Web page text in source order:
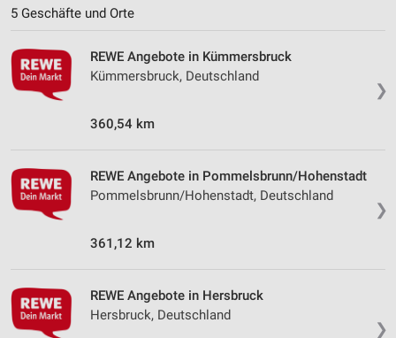
5 Geschäfte und Orte
❯
REWE Angebote in Kümmersbruck
Kümmersbruck, Deutschland
360,54 km
❯
REWE Angebote in Pommelsbrunn/Hohenstadt
Pommelsbrunn/Hohenstadt, Deutschland
361,12 km
❯
REWE Angebote in Hersbruck
Hersbruck, Deutschland
Speichern von oder Zugriff auf Informationen
Verwendung reduzierter Daten zur Auswahl von
Werbeanzeigen
Erstellung von Profilen für personalisierte
Verwendung von Profilen zur Auswahl
personalisierter Werbung
von Inhalten
personalisierter Inhalte
Messung der Werbeleistung